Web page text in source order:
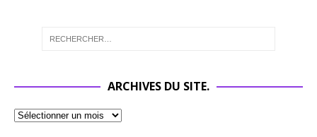
ARCHIVES DU SITE.